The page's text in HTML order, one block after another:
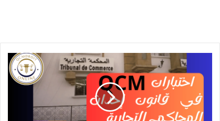
إحداث
المحاكم
التجارية